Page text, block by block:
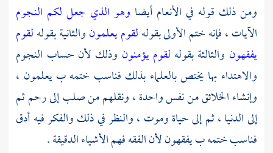
ومن ذلك قوله في الأنعام أيضا وهو الذي جعل لكم النجوم
الآيات ، فإنه ختم الأولى بقولهلقوم يعلمونوالثانية بقولهلقوم
يفقهون والثالثة بقوله لقوم يؤمنون وذلك لأن حساب النجوم
والاهتداء بها يختص بالعلماء بذلك فناسب ختمه ب يعلمون ،
وإنشاء الخلائق من نفس واحدة ، ونقلهم من صلب إلى رحم ثم
إلى الدنيا ، ثم إلى حياة وموت ، والنظر في ذلك والفكر فيه أدق
فناسب ختمه ب يفقهون لأن الفقه فهم الأشياء الدقيقة .